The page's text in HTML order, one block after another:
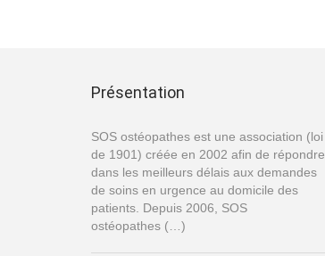
Présentation
SOS ostéopathes est une association (loi
de 1901) créée en 2002 afin de répondre
dans les meilleurs délais aux demandes
de soins en urgence au domicile des
patients. Depuis 2006, SOS
ostéopathes (…)